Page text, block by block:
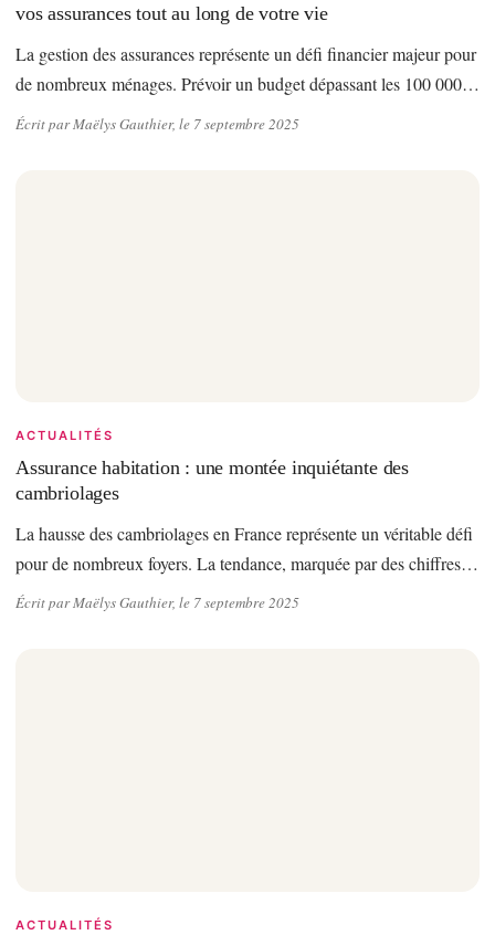
vos assurances tout au long de votre vie
La gestion des assurances représente un défi financier majeur pour
de nombreux ménages. Prévoir un budget dépassant les 100 000…
Écrit par Maëlys Gauthier, le 7 septembre 2025
ACTUALITÉS
Assurance habitation : une montée inquiétante des
cambriolages
La hausse des cambriolages en France représente un véritable défi
pour de nombreux foyers. La tendance, marquée par des chiffres…
Écrit par Maëlys Gauthier, le 7 septembre 2025
ACTUALITÉS